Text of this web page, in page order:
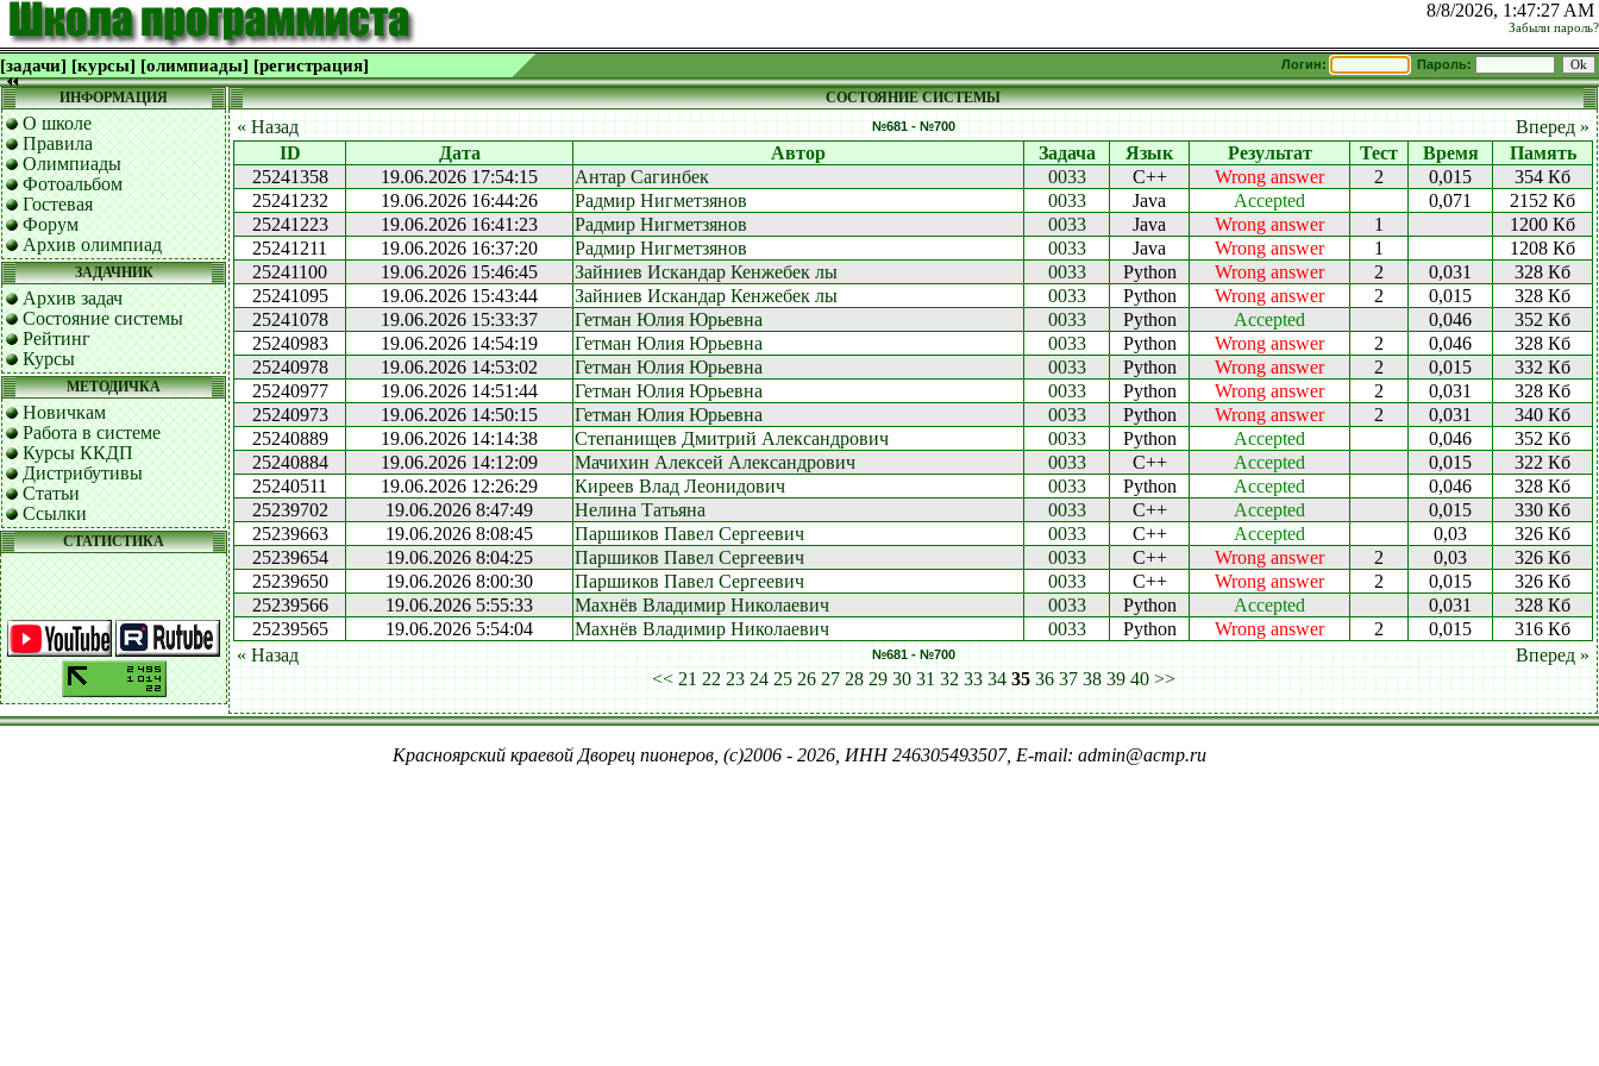
8/8/2026, 1:47:27 AM
Забыли пароль?
[задачи] [курсы] [олимпиады] [регистрация] Логин: Пароль:
ИНФОРМАЦИЯ
О школе
Правила
Олимпиады
Фотоальбом
Гостевая
Форум
Архив олимпиад
ЗАДАЧНИК
Архив задач
Состояние системы
Рейтинг
Курсы
МЕТОДИЧКА
Новичкам
Работа в системе
Курсы ККДП
Дистрибутивы
Статьи
Ссылки
СТАТИСТИКА
СОСТОЯНИЕ СИСТЕМЫ
« Назад №681 - №700
Вперед »
ID
Дата Автор Задача Язык Результат Тест Время
Память
25241358
19.06.2026 17:54:15 Антар Сагинбек 0033 C++ Wrong answer 2 0,015
354 Кб
25241232
19.06.2026 16:44:26 Радмир Нигметзянов 0033 Java Accepted 0,071
2152 Кб
25241223
19.06.2026 16:41:23 Радмир Нигметзянов 0033 Java Wrong answer 1
1200 Кб
25241211
19.06.2026 16:37:20 Радмир Нигметзянов 0033 Java Wrong answer 1
1208 Кб
25241100
19.06.2026 15:46:45 Зайниев Искандар Кенжебек лы 0033 Python Wrong answer 2 0,031
328 Кб
25241095
19.06.2026 15:43:44 Зайниев Искандар Кенжебек лы 0033 Python Wrong answer 2 0,015
328 Кб
25241078
19.06.2026 15:33:37 Гетман Юлия Юрьевна 0033 Python Accepted 0,046
352 Кб
25240983
19.06.2026 14:54:19 Гетман Юлия Юрьевна 0033 Python Wrong answer 2 0,046
328 Кб
25240978
19.06.2026 14:53:02 Гетман Юлия Юрьевна 0033 Python Wrong answer 2 0,015
332 Кб
25240977
19.06.2026 14:51:44 Гетман Юлия Юрьевна 0033 Python Wrong answer 2 0,031
328 Кб
25240973
19.06.2026 14:50:15 Гетман Юлия Юрьевна 0033 Python Wrong answer 2 0,031
340 Кб
25240889
19.06.2026 14:14:38 Степанищев Дмитрий Александрович 0033 Python Accepted 0,046
352 Кб
25240884
19.06.2026 14:12:09 Мачихин Алексей Александрович 0033 C++ Accepted 0,015
322 Кб
25240511
19.06.2026 12:26:29 Киреев Влад Леонидович 0033 Python Accepted 0,046
328 Кб
25239702
19.06.2026 8:47:49 Нелина Татьяна 0033 C++ Accepted 0,015
330 Кб
25239663
19.06.2026 8:08:45 Паршиков Павел Сергеевич 0033 C++ Accepted 0,03
326 Кб
25239654
19.06.2026 8:04:25 Паршиков Павел Сергеевич 0033 C++ Wrong answer 2 0,03
326 Кб
25239650
19.06.2026 8:00:30 Паршиков Павел Сергеевич 0033 C++ Wrong answer 2 0,015
326 Кб
25239566
19.06.2026 5:55:33 Махнёв Владимир Николаевич 0033 Python Accepted 0,031
328 Кб
25239565
19.06.2026 5:54:04 Махнёв Владимир Николаевич 0033 Python Wrong answer 2 0,015
316 Кб
« Назад
№681 - №700
Вперед »
<< 21 22 23 24 25 26 27 28 29 30 31 32 33 34 35 36 37 38 39 40 >>
Красноярский краевой Дворец пионеров, (c)2006 - 2026, ИНН 246305493507, E-mail: admin@acmp.ru